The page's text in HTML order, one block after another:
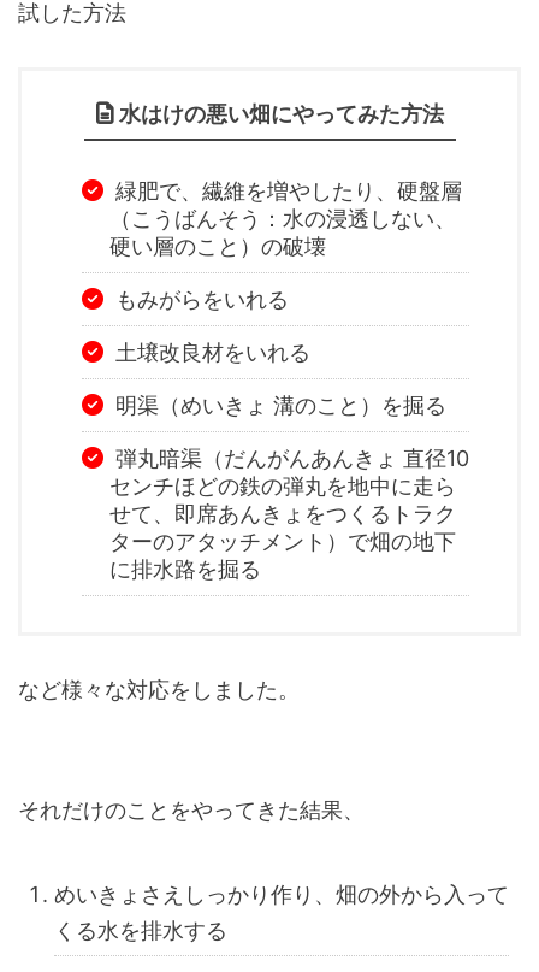
試した方法
水はけの悪い畑にやってみた方法
緑肥で、繊維を増やしたり、硬盤層
（こうばんそう：水の浸透しない、
硬い層のこと）の破壊
もみがらをいれる
土壌改良材をいれる
明渠（めいきょ 溝のこと）を掘る
弾丸暗渠（だんがんあんきょ 直径10
センチほどの鉄の弾丸を地中に走ら
せて、即席あんきょをつくるトラク
ターのアタッチメント）で畑の地下
に排水路を掘る
など様々な対応をしました。
それだけのことをやってきた結果、
めいきょさえしっかり作り、畑の外から入って
くる水を排水する